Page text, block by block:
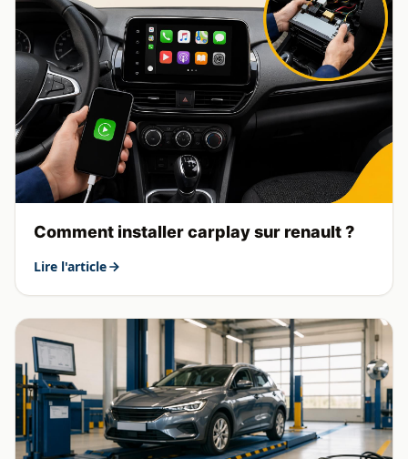
Comment installer carplay sur renault ?
Lire l'article